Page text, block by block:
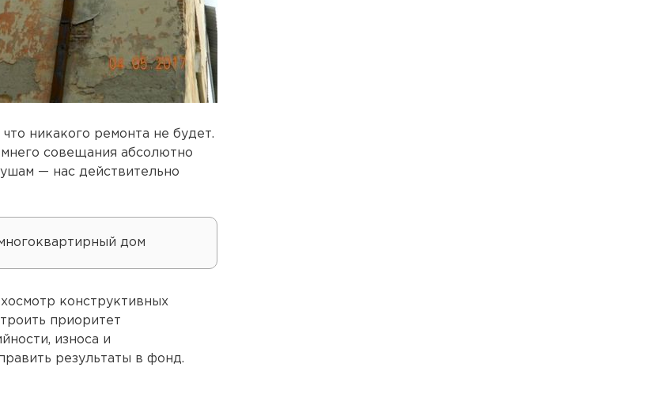
никакого ремонта не будет.
совещания абсолютно
— нас действительно
дом
конструктивных
приоритет
износа и
результаты в фонд.